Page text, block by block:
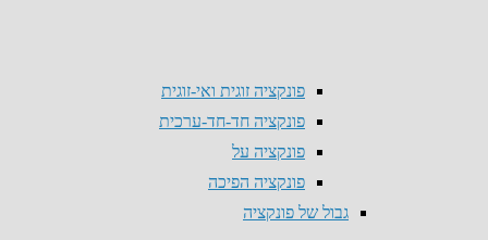
פונקציה זוגית ואי-זוגית
פונקציה חד-חד-ערכית
פונקציה על
פונקציה הפיכה
גבול של פונקציה